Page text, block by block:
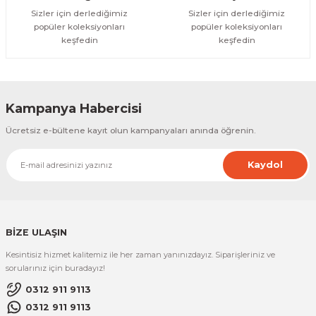
Sizler için derlediğimiz
popüler koleksiyonları
keşfedin
Sizler için derlediğimiz
popüler koleksiyonları
keşfedin
Kampanya Habercisi
Ücretsiz e-bültene kayıt olun kampanyaları anında öğrenin.
Kaydol
BİZE ULAŞIN
Kesintisiz hizmet kalitemiz ile her zaman yanınızdayız. Siparişleriniz ve
sorularınız için buradayız!
0312 911 9113
0312 911 9113